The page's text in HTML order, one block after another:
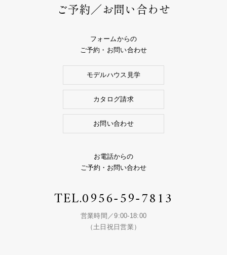
ご予約／お問い合わせ
フォームからの
ご予約・お問い合わせ
モデルハウス見学
カタログ請求
お問い合わせ
お電話からの
ご予約・お問い合わせ
TEL.0956-59-7813
営業時間／9:00-18:00
（土日祝日営業）